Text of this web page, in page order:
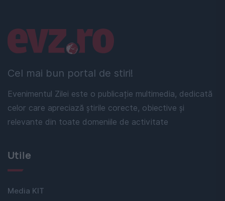
Cel mai bun portal de stiri!
Evenimentul Zilei este o publicație multimedia, dedicată
celor care apreciază știrile corecte, obiective și
relevante din toate domeniile de activitate
Linkuri utile
Utile
Media KIT